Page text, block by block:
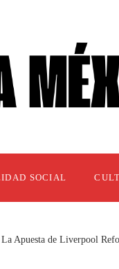
SOCIAL
La Apuesta de Liverpool